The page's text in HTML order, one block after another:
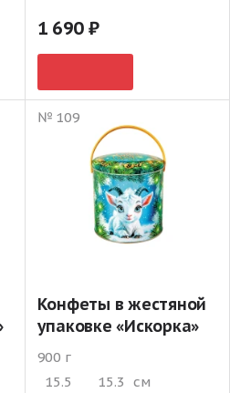
1 690
№ 109
Конфеты в жестяной
упаковке «Искорка»
900 г
15.5
15.3 см